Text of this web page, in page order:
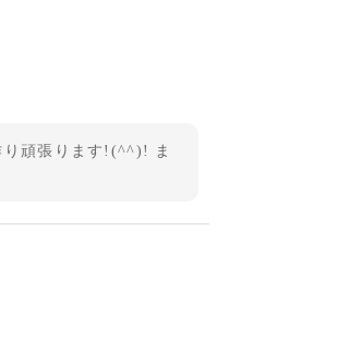
り頑張ります!(^^)! ま